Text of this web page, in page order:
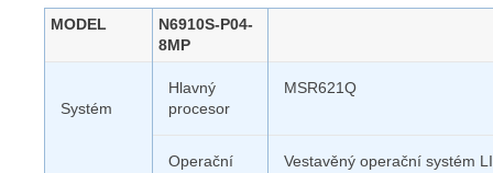
MODEL
N6910S-P04-
8MP
Systém
Hlavný
procesor
MSR621Q
Operační
Vestavěný operační systém